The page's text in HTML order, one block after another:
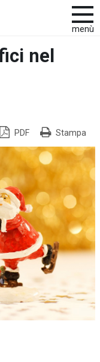
menù
nel
PDF Stampa